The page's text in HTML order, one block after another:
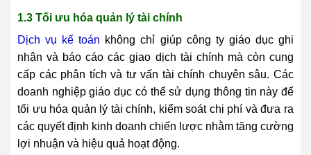
1.3 Tối ưu hóa quản lý tài chính
Dịch vụ kế toán không chỉ giúp công ty giáo dục ghi
nhận và báo cáo các giao dịch tài chính mà còn cung
cấp các phân tích và tư vấn tài chính chuyên sâu. Các
doanh nghiệp giáo dục có thể sử dụng thông tin này để
tối ưu hóa quản lý tài chính, kiểm soát chi phí và đưa ra
các quyết định kinh doanh chiến lược nhằm tăng cường
lợi nhuận và hiệu quả hoạt động.